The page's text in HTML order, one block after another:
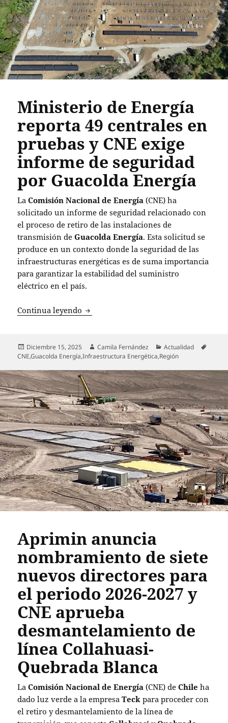
Ministerio de Energía
reporta 49 centrales en
pruebas y CNE exige
informe de seguridad
por Guacolda Energía
LaComisión Nacional de Energía (CNE) ha
solicitado un informe de seguridad relacionado con
el proceso de retiro de las instalaciones de
transmisión deGuacolda Energía. Esta solicitud se
produce en un contexto donde la seguridad de las
infraestructuras energéticas es de suma importancia
para garantizar la estabilidad del suministro
eléctrico en el país.
Continua leyendo Ministerio de Energía reporta 49
Publicado
el
Diciembre 15, 2025 Autor
Camila Fernández Categorías
Actualidad
CNE,Guacolda Energía,Infraestructura Energética,Región
Aprimin anuncia
nombramiento de siete
nuevos directores para
el periodo 2026-2027 y
CNE aprueba
desmantelamiento de
línea Collahuasi-
Quebrada Blanca
LaComisión Nacional de Energía (CNE) deChile ha
dado luz verde a la empresaTeck para proceder con
el retiro y desmantelamiento de la línea de